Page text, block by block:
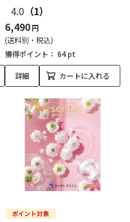
4.0 （1）
6,490円
(送料別・税込)
獲得ポイント： 64 pt
詳細 カートに入れる